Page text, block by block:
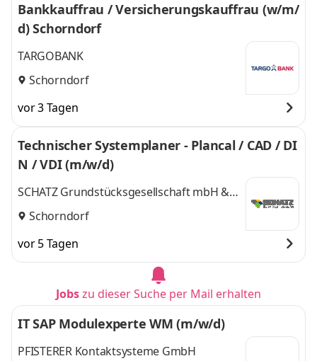
Bankkauffrau / Versicherungskauffrau (w/m/
d) Schorndorf
TARGOBANK
Schorndorf
vor 3 Tagen
Technischer Systemplaner - Plancal / CAD / DI
N / VDI (m/w/d)
SCHATZ Grundstücksgesellschaft mbH &
Co. KG
Schorndorf
vor 5 Tagen
Jobszu dieser Suche per Mail erhalten
IT SAP Modulexperte WM (m/w/d)
PFISTERER Kontaktsysteme GmbH